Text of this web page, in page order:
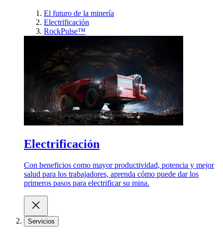
El futuro de la minería
Electrificación
RockPulse™
Electrificación
Con beneficios como mayor productividad, potencia y mejor
salud para los trabajadores, aprenda cómo puede dar los
primeros pasos para electrificar su mina.
Servicios